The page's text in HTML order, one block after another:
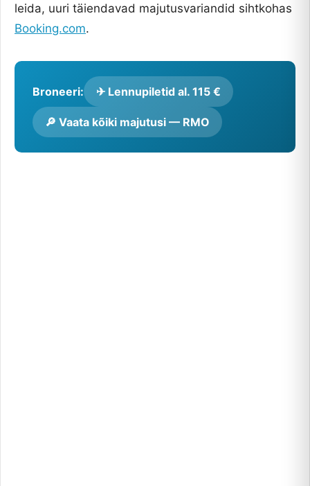
leida, uuri täiendavad majutusvariandid sihtkohas
Booking.com.
Broneeri: ✈ Lennupiletid al. 115 €
🔎 Vaata kõiki majutusi — RMO